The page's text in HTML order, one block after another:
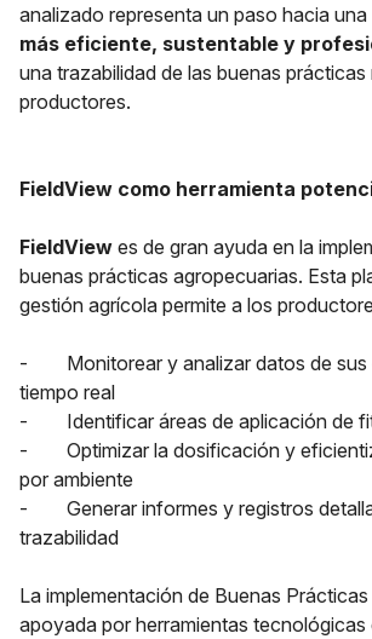
analizado representa un paso hacia una
más eficiente, sustentable y
una trazabilidad de las buenas
productores.
FieldView como herramienta
FieldView es de gran ayuda en la
buenas prácticas agropecuarias. Esta
gestión agrícola permite a los
- Monitorear y analizar datos de sus
tiempo real
- Identificar áreas de aplicación de
- Optimizar la dosificación y
por ambiente
- Generar informes y registros
trazabilidad
La implementación de Buenas
apoyada por herramientas tecnológicas